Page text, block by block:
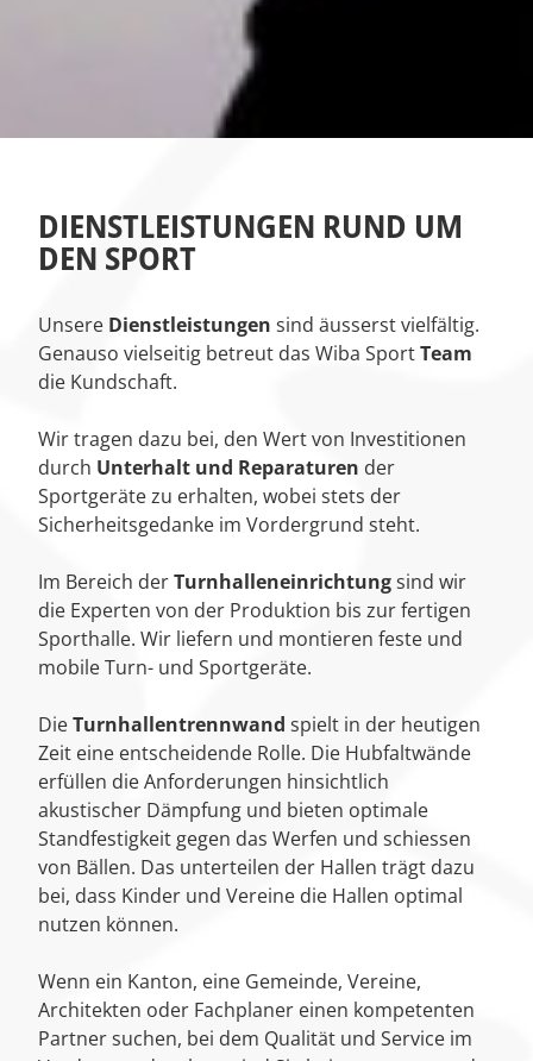
DIENSTLEISTUNGEN RUND UM
DEN SPORT
Unsere Dienstleistungen sind äusserst vielfältig.
Genauso vielseitig betreut das Wiba SportTeam
die Kundschaft.
Wir tragen dazu bei, den Wert von Investitionen
durch Unterhalt und Reparaturen der
Sportgeräte zu erhalten, wobei stets der
Sicherheitsgedanke im Vordergrund steht.
Im Bereich derTurnhalleneinrichtungsind wir
die Experten von der Produktion bis zur fertigen
Sporthalle. Wir liefern und montieren feste und
mobile Turn- und Sportgeräte.
DieTurnhallentrennwand spielt in der heutigen
Zeit eine entscheidende Rolle. Die Hubfaltwände
erfüllen die Anforderungen hinsichtlich
akustischer Dämpfung und bieten optimale
Standfestigkeit gegen das Werfen und schiessen
von Bällen. Das unterteilen der Hallen trägt dazu
bei, dass Kinder und Vereine die Hallen optimal
nutzen können.
Wenn ein Kanton, eine Gemeinde, Vereine,
Architekten oder Fachplaner einen kompetenten
Partner suchen, bei dem Qualität und Service im